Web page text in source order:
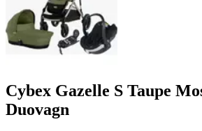
Cybex Gazelle S Taupe
Duovagn